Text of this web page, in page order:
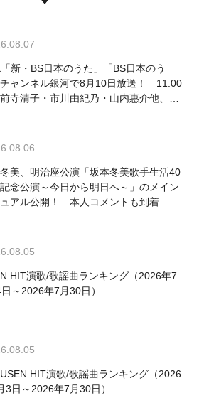
新・BS日本のうた」「BS日本のう
ャンネル銀河で8月10日放送！ 11:00
寺清子・市川由紀乃・山内惠介他、
美、明治座公演「坂本冬美歌手生活40
念公演～今日から明日へ～」のメイン
ュアル公開！ 本人コメントも到着
HIT演歌/歌謡曲ランキング（2026年7
日～2026年7月30日）
HIT演歌/歌謡曲ランキング（2026
3日～2026年7月30日）